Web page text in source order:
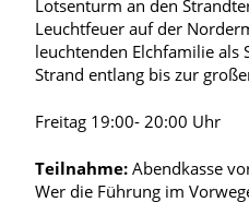
Lotsenturm an den
Leuchtfeuer auf der
leuchtenden Elchfamilie als
Strand entlang bis zur
Freitag 19:00- 20:00 Uhr
Teilnahme: Abendkasse
Wer die Führung im